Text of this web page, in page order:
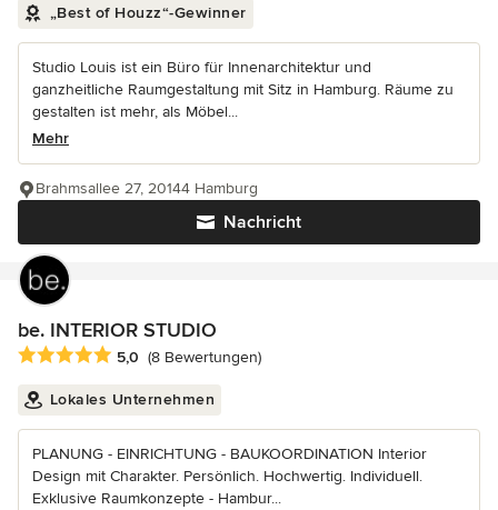
„Best of Houzz“-Gewinner
Studio Louis ist ein Büro für Innenarchitektur und
ganzheitliche Raumgestaltung mit Sitz in Hamburg. Räume zu
gestalten ist mehr, als Möbel...
Mehr
Nachricht
Brahmsallee 27, 20144 Hamburg
be. INTERIOR STUDIO
Durchschnittliche Bewertung: 5 von 5 Sternen
5,0 (8 Bewertungen)
Lokales Unternehmen
PLANUNG - EINRICHTUNG - BAUKOORDINATION Interior
Design mit Charakter. Persönlich. Hochwertig. Individuell.
Exklusive Raumkonzepte - Hambur...